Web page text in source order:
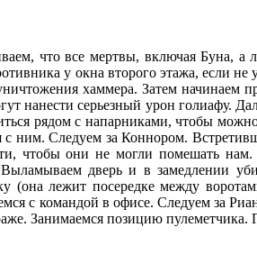
что все мертвы, включая Буна, а
у окна второго этажа, если
хаммера. Затем начинаем
нанести серьезный урон голиафу.
рядом с напарниками, чтобы
ним. Следуем за Коннором.
чтобы они не могли помешать
дверь и в замедлении
(она лежит посередке между
с командой в офисе. Следуем за
Занимаемся позицию пулеметчика.